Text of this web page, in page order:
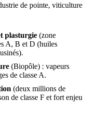
de pointe, viticulture
plasturgie (zone
A, B et D (huiles
(Biopôle) : vapeurs
de classe A.
(deux millions de
de classe F et fort enjeu